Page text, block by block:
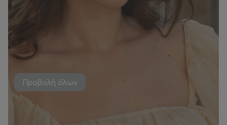
Προβολή όλων
Εκδηλώσεις